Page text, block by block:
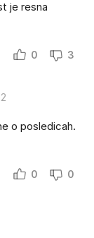
je resna
0 3
o posledicah.
0 0